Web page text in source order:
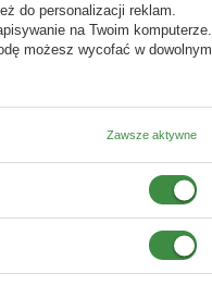
do personalizacji reklam.
na Twoim komputerze.
możesz wycofać w dowolnym
Zawsze aktywne